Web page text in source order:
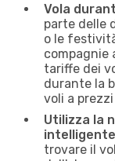
Vola
parte delle
o le
compagnie
tariffe dei
durante la
voli a
Utilizza la
trovare il